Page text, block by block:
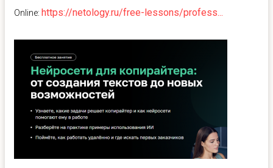
Online: https://netology.ru/free-lessons/profess...